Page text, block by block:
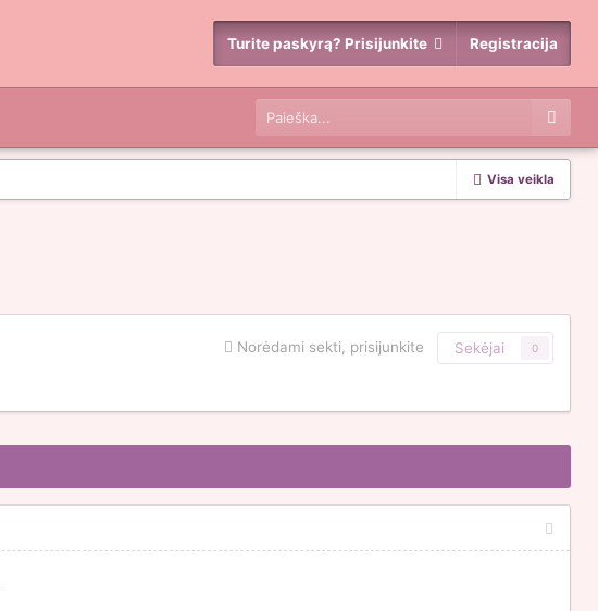
Turite paskyrą? Prisijunkite Registracija
Visa veikla
Norėdami sekti, prisijunkite Sekėjai 0